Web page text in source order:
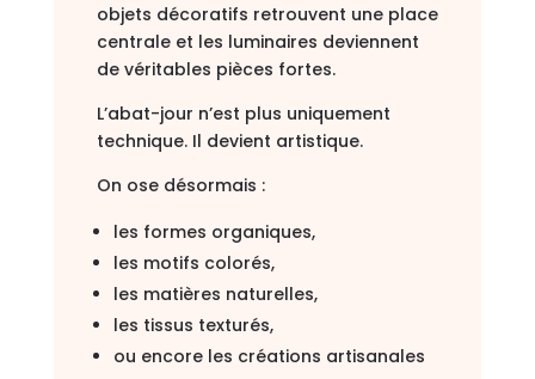
objets décoratifs retrouvent une place
centrale et les luminaires deviennent
de véritables pièces fortes.
L’abat-jour n’est plus uniquement
technique. Il devient artistique.
On ose désormais :
les formes organiques,
les motifs colorés,
les matières naturelles,
les tissus texturés,
ou encore les créations artisanales